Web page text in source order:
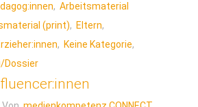
, Arbeitsmaterial
(print), Eltern,
, Keine Kategorie,
Dossier